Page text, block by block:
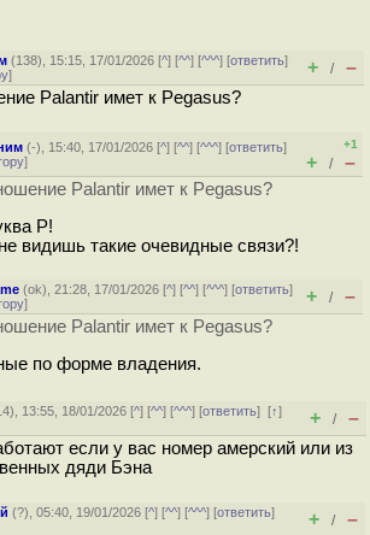
(138), 15:15, 17/01/2026 [^] [^^] [^^^] [ответить]
] + / –
Palantir имет к Pegasus?
(-), 15:40, 17/01/2026 [^] [^^] [^^^] [ответить]
]
+1
+ / –
Palantir имет к Pegasus?
P!
видишь такие очевидные связи?!
(ok), 21:28, 17/01/2026 [^] [^^] [^^^] [ответить]
] + / –
Palantir имет к Pegasus?
по форме владения.
), 13:55, 18/01/2026 [^] [^^] [^^^] [ответить][↑]
+ / –
если у вас номер амерский или из
дяди Бэна
(?), 05:40, 19/01/2026 [^] [^^] [^^^] [ответить]
+ / –